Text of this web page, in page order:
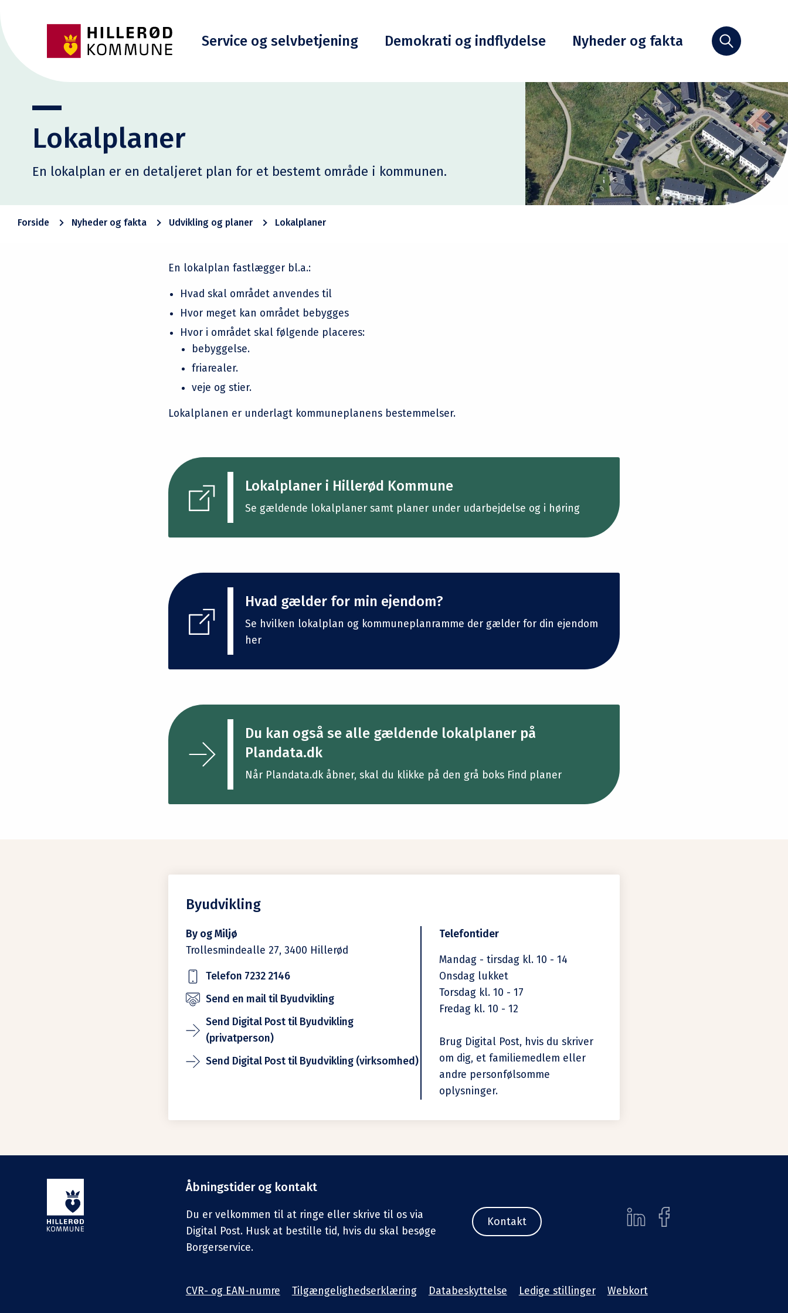
Service og selvbetjening Demokrati og indflydelse Nyheder og fakta Søg
Lokalplaner
En lokalplan er en detaljeret plan for et bestemt område i kommunen.
Forside Nyheder og fakta Udvikling og planer Lokalplaner
En lokalplan fastlægger bl.a.:
Hvad skal området anvendes til
Hvor meget kan området bebygges
Hvor i området skal følgende placeres:
bebyggelse.
friarealer.
veje og stier.
Lokalplanen er underlagt kommuneplanens bestemmelser.
Lokalplaner i Hillerød Kommune
Se gældende lokalplaner samt planer under udarbejdelse og i høring
Hvad gælder for min ejendom?
Se hvilken lokalplan og kommuneplanramme der gælder for din ejendom
her
Du kan også se alle gældende lokalplaner på
Plandata.dk
Når Plandata.dk åbner, skal du klikke på den grå boks Find planer
Byudvikling
By og Miljø
Trollesmindealle 27, 3400 Hillerød
Telefon 7232 2146
Send en mail til Byudvikling
Send Digital Post til Byudvikling
(privatperson)
Send Digital Post til Byudvikling (virksomhed)
Telefontider
Mandag - tirsdag kl. 10 - 14
Onsdag lukket
Torsdag kl. 10 - 17
Fredag kl. 10 - 12
Brug Digital Post, hvis du skriver
om dig, et familiemedlem eller
andre personfølsomme
oplysninger.
Åbningstider og kontakt
Du er velkommen til at ringe eller skrive til os via
Digital Post. Husk at bestille tid, hvis du skal besøge
Borgerservice.
Kontakt
CVR- og EAN-numre Tilgængelighedserklæring Databeskyttelse Ledige stillinger Webkort